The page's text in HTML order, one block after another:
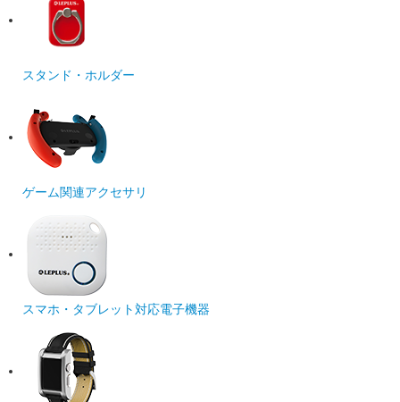
スタンド・ホルダー
ゲーム関連アクセサリ
スマホ・タブレット対応電子機器